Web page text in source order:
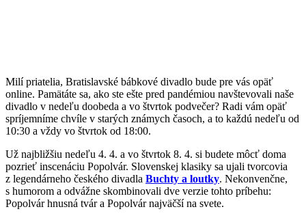
Milí priatelia, Bratislavské bábkové divadlo bude pre vás opäť
online. Pamätáte sa, ako ste ešte pred pandémiou navštevovali naše
divadlo v nedeľu doobeda a vo štvrtok podvečer? Radi vám opäť
spríjemníme chvíle v starých známych časoch, a to každú nedeľu od
10:30 a vždy vo štvrtok od 18:00.
Už najbližšiu nedeľu 4. 4. a vo štvrtok 8. 4. si budete môcť doma
pozrieť inscenáciu Popolvár. Slovenskej klasiky sa ujali tvorcovia
z legendárneho českého divadla Buchty a loutky. Nekonvenčne,
s humorom a odvážne skombinovali dve verzie tohto príbehu:
Popolvár hnusná tvár a Popolvár najväčší na svete.